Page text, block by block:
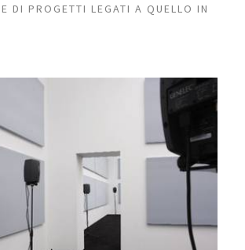
DI PROGETTI LEGATI A QUELLO IN